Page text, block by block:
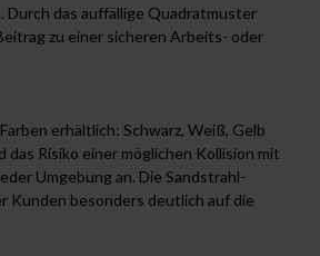
Durch das auffällige Quadratmuster
zu einer sicheren Arbeits- oder
erhältlich: Schwarz, Weiß, Gelb
das Risiko einer möglichen Kollision mit
Umgebung an. Die Sandstrahl-
Kunden besonders deutlich auf die